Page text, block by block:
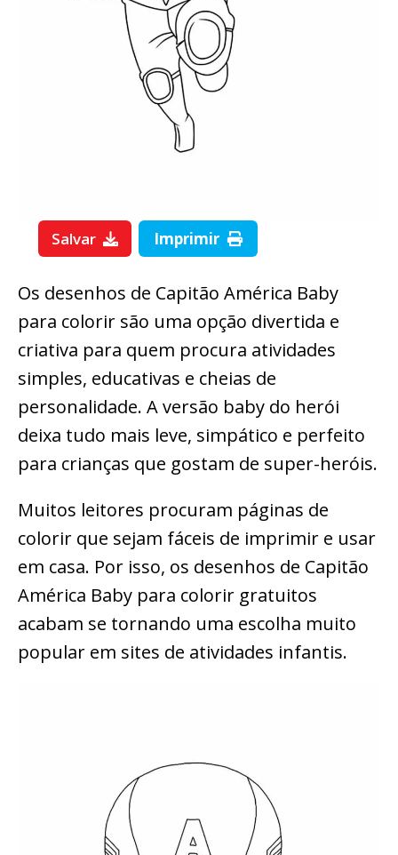
Salvar Imprimir
Os desenhos de Capitão América Baby
para colorir são uma opção divertida e
criativa para quem procura atividades
simples, educativas e cheias de
personalidade. A versão baby do herói
deixa tudo mais leve, simpático e perfeito
para crianças que gostam de super-heróis.
Muitos leitores procuram páginas de
colorir que sejam fáceis de imprimir e usar
em casa. Por isso, os desenhos de Capitão
América Baby para colorir gratuitos
acabam se tornando uma escolha muito
popular em sites de atividades infantis.